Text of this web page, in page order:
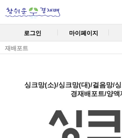
로그인 마이페이지
재배포트
싱크망(소)/싱크망(대)/걸음망/
경재배포트/양액